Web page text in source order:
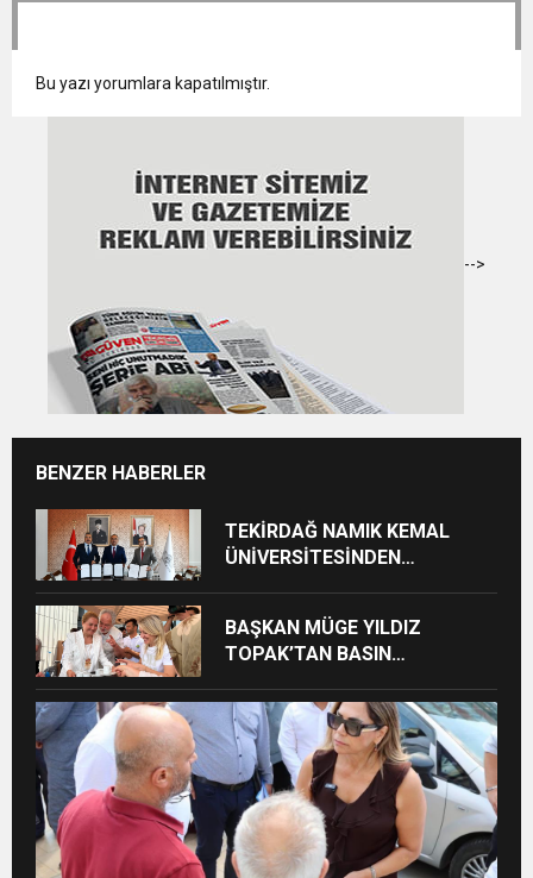
Bu yazı yorumlara kapatılmıştır.
-->
BENZER HABERLER
TEKİRDAĞ NAMIK KEMAL
ÜNİVERSİTESİNDEN
BAŞKAN MÜGE YILDIZ
TOPAK’TAN BASIN
BULUŞMASI